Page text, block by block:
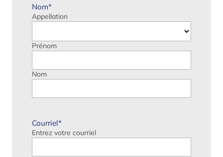
Nom*
Appellation
Prénom
Nom
Courriel*
Entrez votre courriel